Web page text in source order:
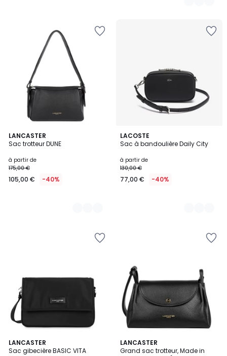
LANCASTER
Sac trotteur DUNE
à partir de
175,00 €
105,00 € -40%
5
Couleurs
LACOSTE
Sac à bandoulière Daily City
à partir de
130,00 €
77,00 € -40%
3
Couleurs
LANCASTER
Sac gibecière BASIC VITA
4
Couleurs
LANCASTER
Grand sac trotteur, Made in
6
Couleurs